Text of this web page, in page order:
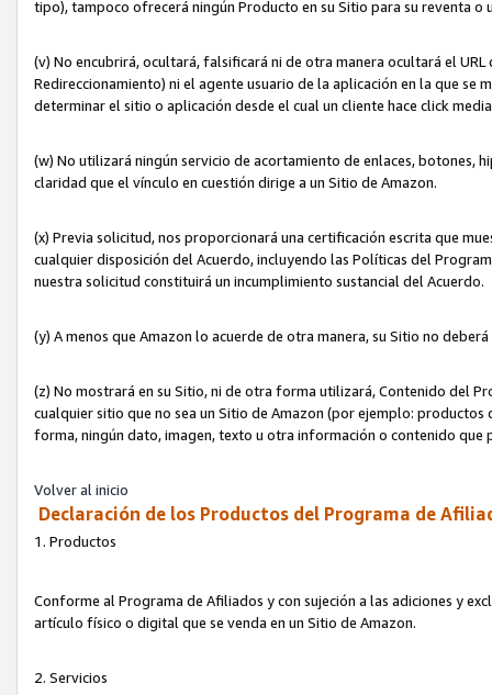
tipo), tampoco ofrecerá ningún Producto en su Sitio para su reventa o
(v) No encubrirá, ocultará, falsificará ni de otra manera ocultará el
Redireccionamiento) ni el agente usuario de la aplicación en la que
determinar el sitio o aplicación desde el cual un cliente hace click
(w) No utilizará ningún servicio de acortamiento de enlaces, botones,
claridad que el vínculo en cuestión dirige a un Sitio de Amazon.
(x) Previa solicitud, nos proporcionará una certificación escrita que
cualquier disposición del Acuerdo, incluyendo las Políticas del
nuestra solicitud constituirá un incumplimiento sustancial del Acuerdo.
(y) A menos que Amazon lo acuerde de otra manera, su Sitio no
(z) No mostrará en su Sitio, ni de otra forma utilizará, Contenido del
cualquier sitio que no sea un Sitio de Amazon (por ejemplo:
forma, ningún dato, imagen, texto u otra información o contenido
Volver al inicio
Declaración de los Productos del Programa de
1. Productos
Conforme al Programa de Afiliados y con sujeción a las adiciones y
artículo físico o digital que se venda en un Sitio de Amazon.
2. Servicios